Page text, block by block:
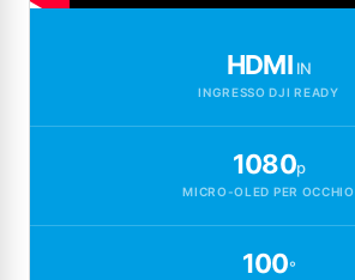
HDMI IN
INGRESSO DJI READY
1080p
MICRO-OLED PER OCCHIO
100°